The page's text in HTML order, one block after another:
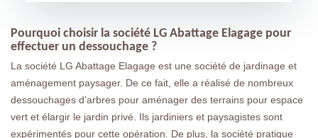
Pourquoi choisir la société LG Abattage Elagage pour
effectuer un dessouchage ?
La société LG Abattage Elagage est une société de jardinage et
aménagement paysager. De ce fait, elle a réalisé de nombreux
dessouchages d’arbres pour aménager des terrains pour espace
vert et élargir le jardin privé. Ils jardiniers et paysagistes sont
expérimentés pour cette opération. De plus, la société pratique